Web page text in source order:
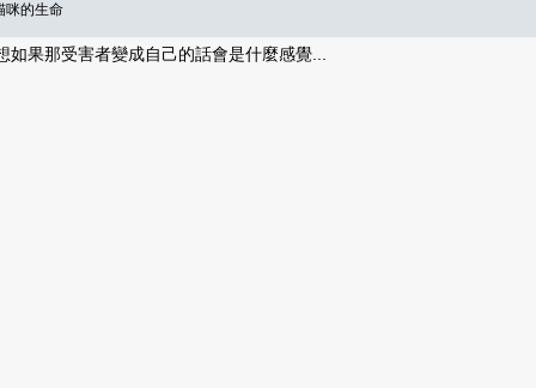
咪的生命
果那受害者變成自己的話會是什麼感覺...